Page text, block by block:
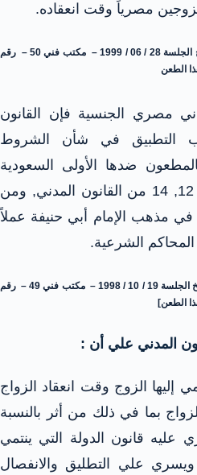
مصرياً وقت انعقاده.
[الطعن رقم 11 – لسنــة 64 ق – تاريخ الجلسة 28 / 06 / 1999 – مكتب فني 50 – رقم
مصري الجنسية فإن القانون
التطبيق في شأن الشروط
ضدها الأولى السعودية
الجنسية طبقاً لنص المادتين 12, 14 من القانون المدني, ومن
في مذهب الإمام أبي حنيفة عملاً
[الطعن رقم 194 – لسنــة 64 ق – تاريخ الجلسة 19 / 10 / 1998 – مكتب فني 49 – رقم
إليها الزوج وقت انعقاد الزواج
بما في ذلك من أثر بالنسبة
عليه قانون الدولة التي ينتمي
علي التطليق والانفصال